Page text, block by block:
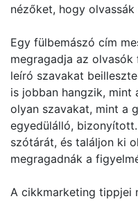
nézőket, hogy
Egy fülbemászó cím
megragadja az
leíró szavakat
is jobban hangzik, mint
olyan szavakat, mint a
egyedülálló,
szótárát, és találjon ki
megragadnák a
A cikkmarketing tippjei